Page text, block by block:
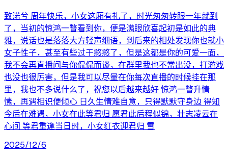
致渃兮 周年快乐，小女这厢有礼了，时光匆匆转眼一年就到
了，当初的惊鸿一瞥看到你，便是满眼欣喜起初是如此的典
雅，说话也是落落大方轻声细语，到后来的相处发现你也就小
女子性子，甚至有些过于憨憨了，但是这都是你的可爱一面，
我不会再直播间与你侃侃而谈，在群里我也不常出没，打游戏
也没也很厉害，但是我可以尽量在你每次直播的时候挂在那
里，我也不多说什么了，祝您以后越来越好 惊鸿一瞥升情
愫，再遇相识便倾心 日久生情难自意，只得默默守身边 得知
今后在难遇，小女在此等君归 愿君此后程似锦，壮志凌云在
心间 等君重逢当日时，小女红衣迎君归 雪
2025/12/6